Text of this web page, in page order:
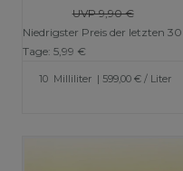
UVP 9,90 €
Niedrigster Preis der letzten 30
Tage: 5,99 €
10 Milliliter | 599,00 € / Liter